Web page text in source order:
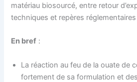
matériau biosourcé, entre retour
techniques et repères
En bref :
La réaction au feu de la ouate de
fortement de sa formulation et